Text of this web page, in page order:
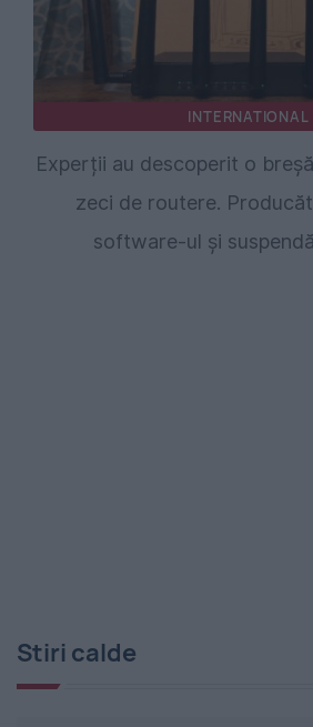
INTERNATIONAL
Experții au descoperit o
zeci de routere.
software-ul și
Stiri calde